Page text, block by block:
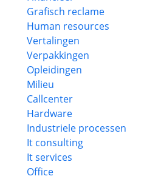
Grafisch reclame
Human resources
Vertalingen
Verpakkingen
Opleidingen
Milieu
Callcenter
Hardware
Industriele processen
It consulting
It services
Office